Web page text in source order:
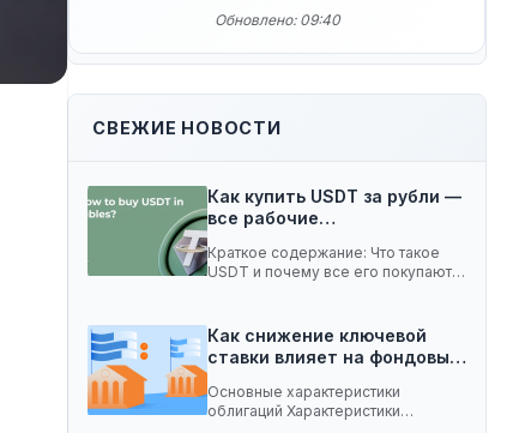
Обновлено: 09:40
СВЕЖИЕ НОВОСТИ
Как купить USDT за рубли —
все рабочие…
Краткое содержание: Что такое
USDT и почему все его покупают 5
Как снижение ключевой
ставки влияет на фондовый
Основные характеристики
облигаций Характеристики